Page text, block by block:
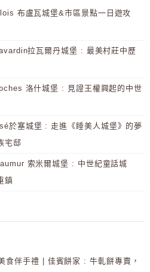
布盧瓦城堡&市區景點一日遊攻
拉瓦爾丹城堡 : 最美村莊中歷
洛什城堡 : 見證王權興起的中世
於塞城堡 : 走進《睡美人城堡》的夢
宅邸
索米爾城堡 : 中世紀童話城
鎮
食伴手禮 | 佳賓餅家 : 牛軋餅專賣，